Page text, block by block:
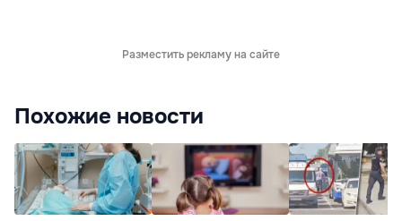
Разместить рекламу на сайте
Похожие новости